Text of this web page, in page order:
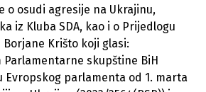
o osudi agresije na Ukrajinu,
iz Kluba SDA, kao i o Prijedlogu
Krišto koji glasi:
Parlamentarne skupštine BiH
Evropskog parlamenta od 1. marta